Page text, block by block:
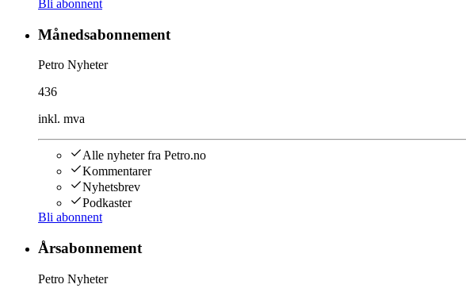
Bli abonnent
Månedsabonnement
Petro Nyheter
436
inkl. mva
Alle nyheter fra Petro.no
Kommentarer
Nyhetsbrev
Podkaster
Bli abonnent
Årsabonnement
Petro Nyheter